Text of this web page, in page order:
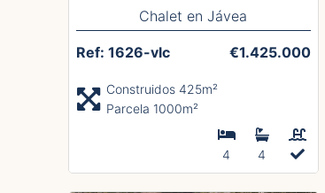
Chalet en Jávea
Ref: 1626-vlc €1.425.000
Construidos 425m²
Parcela 1000m²
4 4